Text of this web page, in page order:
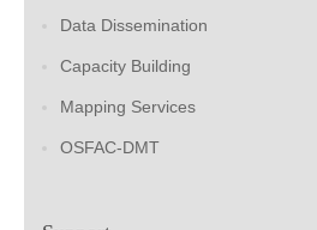
Data Dissemination
Capacity Building
Mapping Services
OSFAC-DMT